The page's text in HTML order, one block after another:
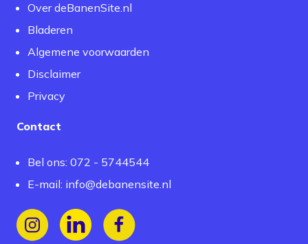
Over deBanenSite.nl
Bladeren
Algemene voorwaarden
Disclaimer
Privacy
Contact
Bel ons: 072 - 5744544
E-mail: info@debanensite.nl